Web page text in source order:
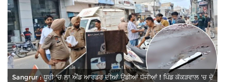
Sangrur : ਧੂਰੀ 'ਚ ਲਾ ਐਂਡ ਆਰਡਰ ਦੀਆਂ ਉਡੀਆਂ ਧੱਜੀਆਂ ! ਪਿੰਡ ਕੱਕੜਵਾਲ 'ਚ ਦੋ